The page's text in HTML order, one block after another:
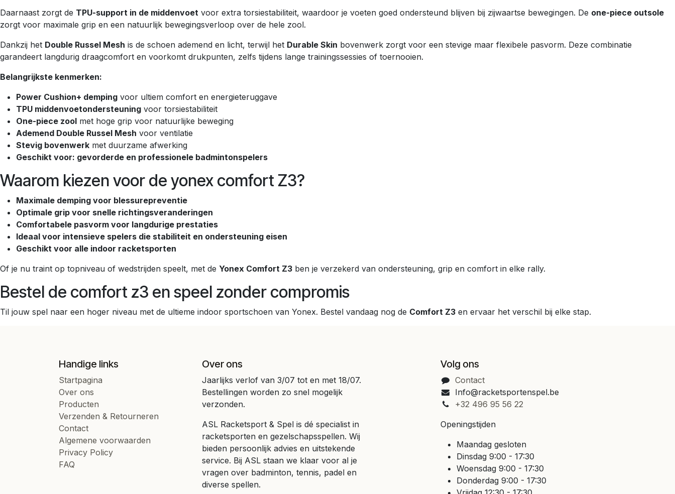
Daarnaast zorgt de TPU-support in de middenvoet voor extra torsiestabiliteit, waardoor je voeten goed ondersteund blijven bij zijwaartse bewegingen. De one-piece outsole
zorgt voor maximale grip en een natuurlijk bewegingsverloop over de hele zool.
Dankzij het Double Russel Mesh is de schoen ademend en licht, terwijl het Durable Skin bovenwerk zorgt voor een stevige maar flexibele pasvorm. Deze combinatie
garandeert langdurig draagcomfort en voorkomt drukpunten, zelfs tijdens lange trainingssessies of toernooien.
Belangrijkste kenmerken:
Power Cushion+ demping voor ultiem comfort en energieteruggave
TPU middenvoetondersteuning voor torsiestabiliteit
One-piece zool met hoge grip voor natuurlijke beweging
Ademend Double Russel Mesh voor ventilatie
Stevig bovenwerk met duurzame afwerking
Geschikt voor: gevorderde en professionele badmintonspelers
Waarom kiezen voor de yonex comfort Z3?
Maximale demping voor blessurepreventie
Optimale grip voor snelle richtingsveranderingen
Comfortabele pasvorm voor langdurige prestaties
Ideaal voor intensieve spelers die stabiliteit en ondersteuning eisen
Geschikt voor alle indoor racketsporten
Of je nu traint op topniveau of wedstrijden speelt, met de Yonex Comfort Z3 ben je verzekerd van ondersteuning, grip en comfort in elke rally.
Bestel de comfort z3 en speel zonder compromis
Til jouw spel naar een hoger niveau met de ultieme indoor sportschoen van Yonex. Bestel vandaag nog de Comfort Z3 en ervaar het verschil bij elke stap.
Handige links
Startpagina
Over ons
Producten
Verzenden & Retourneren
Contact
Algemene voorwaarden
Privacy Policy
FAQ
Over ons
Jaarlijks verlof van 3/07 tot en met 18/07.
Bestellingen worden zo snel mogelijk
verzonden.
ASL Racketsport & Spel is dé specialist in
racketsporten en gezelschapsspellen. Wij
bieden persoonlijk advies en uitstekende
service. Bij ASL staan we klaar voor al je
vragen over badminton, tennis, padel en
diverse spellen.
Volg ons
Contact
Info@racketsportenspel.be
+32 496 95 56 22
Openingstijden
Maandag gesloten
Dinsdag 9:00 - 17:30
Woensdag 9:00 - 17:30
Donderdag 9:00 - 17:30